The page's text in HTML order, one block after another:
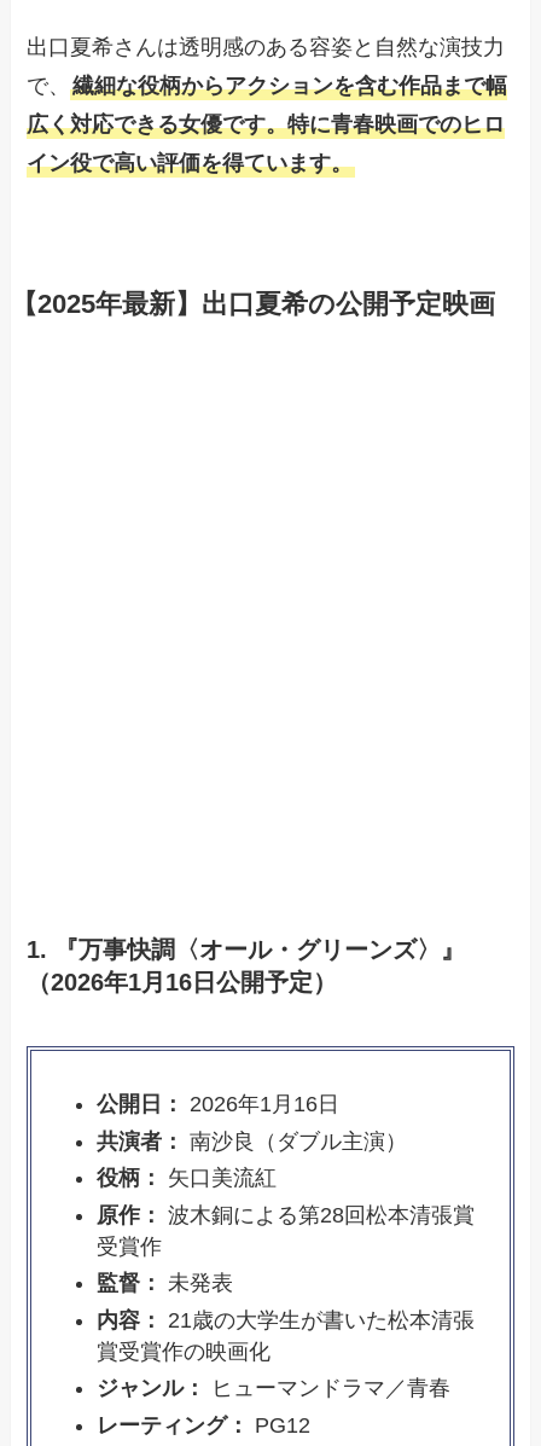
出口夏希さんは透明感のある容姿と自然な演技力
で、繊細な役柄からアクションを含む作品まで幅
広く対応できる女優です。特に青春映画でのヒロ
イン役で高い評価を得ています。
【2025年最新】出口夏希の公開予定映画
1. 『万事快調〈オール・グリーンズ〉』
（2026年1月16日公開予定）
公開日：
2026年1月16日
共演者： 南沙良（ダブル主演）
役柄：
矢口美流紅
原作： 波木銅による第28回松本清張賞
受賞作
監督： 未発表
内容：
21歳の大学生が書いた松本清張
賞受賞作の映画化
ジャンル：
ヒューマンドラマ／青春
レーティング：
PG12